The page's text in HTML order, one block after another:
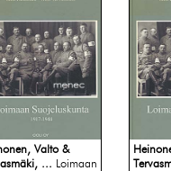
Valto &
... Loimaan